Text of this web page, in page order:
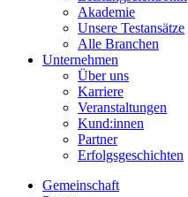
Akademie
Unsere Testansätze
Alle Branchen
Unternehmen
Über uns
Karriere
Veranstaltungen
Kund:innen
Partner
Erfolgsgeschichten
Gemeinschaft